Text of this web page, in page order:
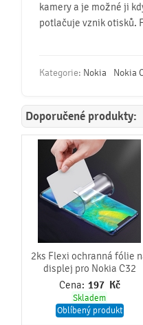
kamery a je možné ji
potlačuje vznik otisků.
Kategorie: Nokia Nokia
Doporučené produkty:
2ks Flexi ochranná fólie
displej pro Nokia C32
Cena: 197 Kč
Skladem
Oblíbený produkt